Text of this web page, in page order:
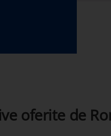
oferite de